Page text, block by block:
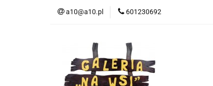
a10@a10.pl 601230692